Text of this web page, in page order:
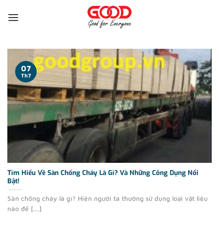
qua
Tìm Hiểu Về Sàn Chống Cháy Là Gì? Và Những Công Dụng Nổi
Bật!
Sàn chống cháy là gì? Hiện người ta thường sử dụng loại vật liệu
nào để [...]
07
Th7